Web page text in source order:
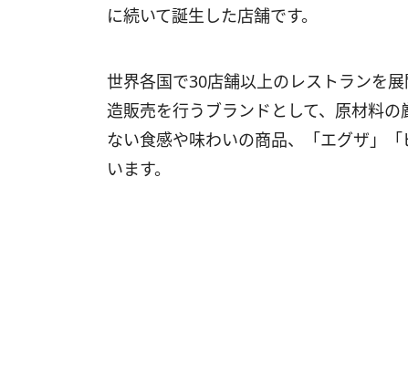
に続いて誕生した店舗です。
世界各国で30店舗以上のレストランを
造販売を行うブランドとして、原材料
ない食感や味わいの商品、「エグザ」
います。